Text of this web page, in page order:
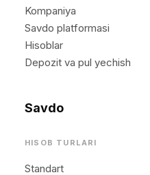
Kompaniya
Savdo platformasi
Hisoblar
Depozit va pul yechish
Savdo
HISOB TURLARI
Standart